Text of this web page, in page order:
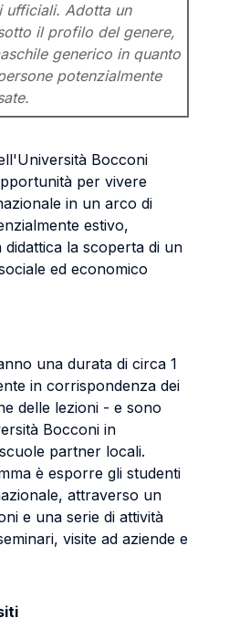
ufficiali. Adotta un
il profilo del genere,
generico in quanto
potenzialmente
Bocconi
per vivere
in un arco di
estivo,
la scoperta di un
ed economico
una durata di circa 1
in corrispondenza dei
delle lezioni - e sono
Bocconi in
partner locali.
è esporre gli studenti
attraverso un
e una serie di attività
visite ad aziende e